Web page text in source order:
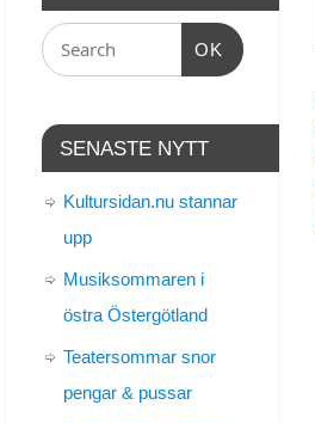
OK
SENASTE NYTT
Kultursidan.nu stannar
upp
Musiksommaren i
östra Östergötland
Teatersommar snor
pengar & pussar